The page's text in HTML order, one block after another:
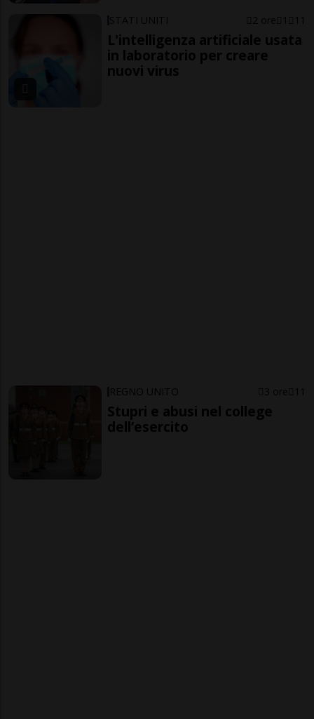
STATI UNITI 2 ore 1 11
L'intelligenza artificiale usata
in laboratorio per creare
nuovi virus
REGNO UNITO 3 ore 11
Stupri e abusi nel college
dell’esercito